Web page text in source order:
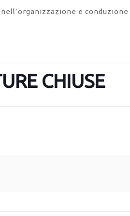
e conduzione
CHIUSE